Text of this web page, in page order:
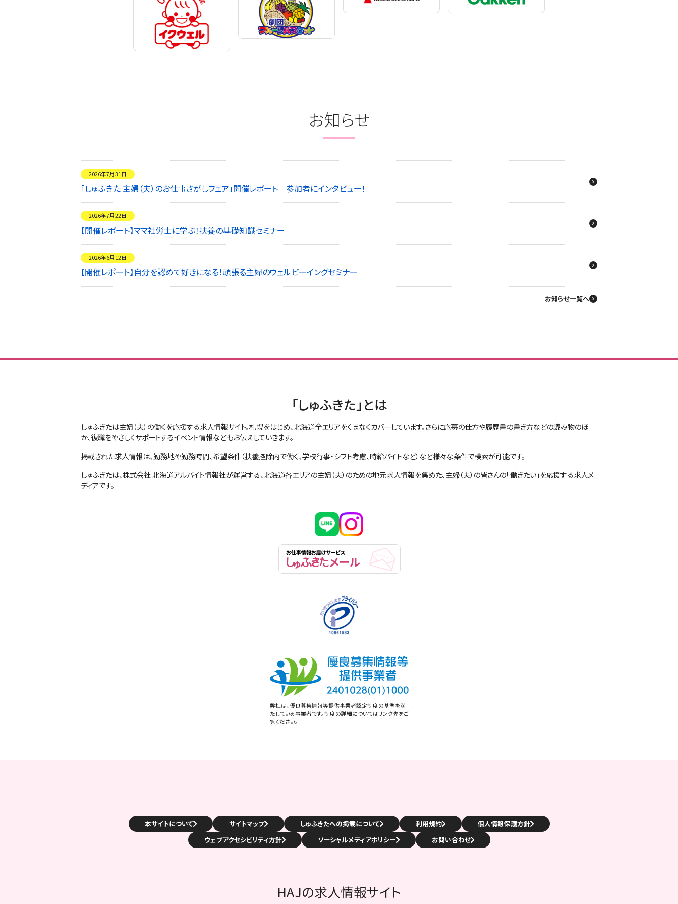
お知らせ
2026年7月31日
「しゅふきた 主婦（夫）のお仕事さがしフェア」開催レポート｜参加者にインタビュー！
2026年7月22日
【開催レポート】ママ社労士に学ぶ！扶養の基礎知識セミナー
2026年6月12日
【開催レポート】自分を認めて好きになる！頑張る主婦のウェルビーイングセミナー
お知らせ一覧へ
「しゅふきた」とは
しゅふきたは主婦（夫）の働くを応援する求人情報サイト。札幌をはじめ、北海道全エリアをくまなくカバーしています。さらに応募の仕方や履歴書の書き方などの読み物のほ
か、復職をやさしくサポートするイベント情報などもお伝えしていきます。
掲載された求人情報は、勤務地や勤務時間、希望条件（扶養控除内で働く、学校行事・シフト考慮、時給バイトなど）など様々な条件で検索が可能です。
しゅふきたは、株式会社 北海道アルバイト情報社が運営する、北海道各エリアの主婦（夫）のための地元求人情報を集めた、主婦（夫）の皆さんの「働きたい」を応援する求人メ
ディアです。
弊社は、優良募集情報等提供事業者認定制度の基準を満
たしている事業者です。制度の詳細についてはリンク先をご
覧ください。
本サイトについて サイトマップ しゅふきたへの掲載について 利用規約
個人情報保護方針
ウェブアクセシビリティ方針
ソーシャルメディアポリシー お問い合わせ
HAJの求人情報サイト